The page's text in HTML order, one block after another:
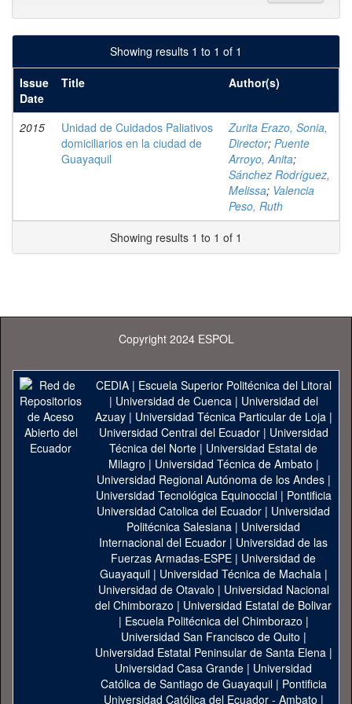
Showing results 1 to 1 of 1
Issue
Date
Title Author(s)
2015
Unidad de Cuidados Paliativos
domiciliarios en la ciudad de
Guayaquil
Zurita Erazo, Sonia,
Director; Puente
Arroyo, Anita;
Sánchez Rodríguez,
Melissa; Valencia
Peso, Ruth
Showing results 1 to 1 of 1
Copyright 2024 ESPOL
CEDIA| Escuela Superior Politécnica del Litoral
| Universidad de Cuenca| Universidad del
Azuay| Universidad Técnica Particular de Loja|
Universidad Central del Ecuador| Universidad
Técnica del Norte | Universidad Estatal de
Milagro | Universidad Técnica de Ambato |
Universidad Regional Autónoma de los Andes|
Universidad Tecnológica Equinoccial| Pontificia
Universidad Catolica del Ecuador | Universidad
Politécnica Salesiana | Universidad
Internacional del Ecuador | Universidad de las
Fuerzas Armadas-ESPE | Universidad de
Guayaquil| Universidad Técnica de Machala|
Universidad de Otavalo | Universidad Nacional
del Chimborazo | Universidad Estatal de Bolivar
| Escuela Politécnica del Chimborazo |
Universidad San Francisco de Quito |
Universidad Estatal Peninsular de Santa Elena|
Universidad Casa Grande | Universidad
Católica de Santiago de Guayaquil| Pontificia
Universidad Católica del Ecuador - Ambato |